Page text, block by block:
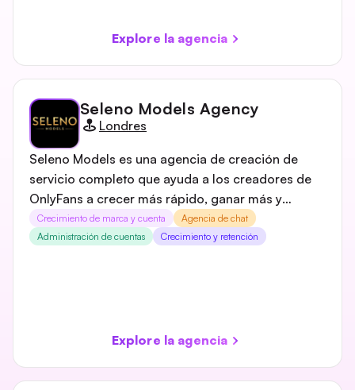
experiencia, nos esforzamos continuamente por
en el marketing social y de influencers. Con sedes
en todo el mundo en Londres, Sídney y Los
Ángeles, nuestro equipo creativo trabajará en
estrecha colaboración con usted de principio a fin
para garantizar que cada experiencia sea única.
Explore la agencia
Seleno Models Agency
Londres
Seleno Models es una agencia de creación de
servicio completo que ayuda a los creadores de
OnlyFans a crecer más rápido, ganar más y
construir una marca digital sostenible. El equipo
se encarga de la gestión de los fans, la estrategia
comprobados.
Crecimiento de marca y cuenta
Agencia de chat
Administración de cuentas
Crecimiento y retención
Explore la agencia